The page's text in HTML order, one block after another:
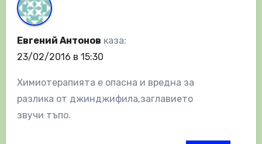
Евгений Антонов каза:
23/02/2016 в 15:30
Химиотерапията е опасна и вредна за
разлика от джинджифила,заглавието
звучи тъпо.